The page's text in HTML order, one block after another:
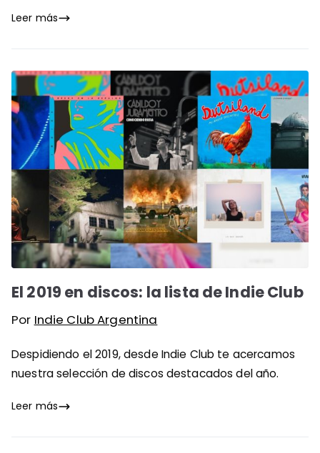
Leer más
El 2019 en discos: la lista de Indie Club
Por Indie Club Argentina
Despidiendo el 2019, desde Indie Club te acercamos
nuestra selección de discos destacados del año.
Leer más